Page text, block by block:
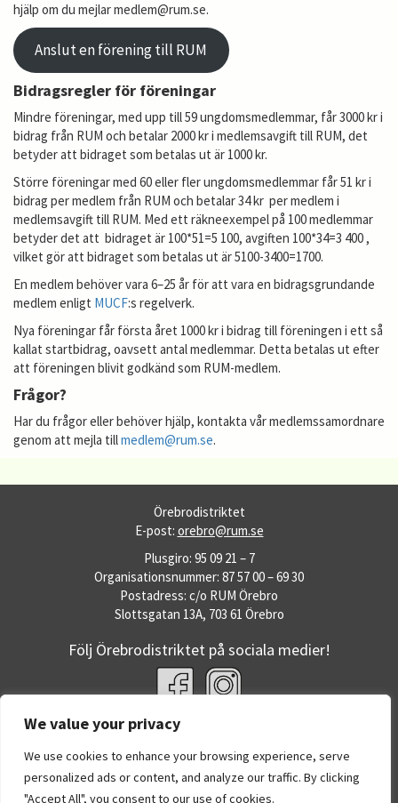
We value your privacy
We use cookies to enhance your browsing experience, serve
personalized ads or content, and analyze our traffic. By clicking
"Accept All", you consent to our use of cookies.
hjälp om du mejlar medlem@rum.se.
Anslut en förening till RUM
Bidragsregler för föreningar
Mindre föreningar, med upp till 59 ungdomsmedlemmar, får 3000 kr i
bidrag från RUM och betalar 2000 kr i medlemsavgift till RUM, det
betyder att bidraget som betalas ut är 1000 kr.
Större föreningar med 60 eller fler ungdomsmedlemmar får 51 kr i
bidrag per medlem från RUM och betalar 34 kr per medlem i
medlemsavgift till RUM. Med ett räkneexempel på 100 medlemmar
betyder det att bidraget är 100*51=5 100, avgiften 100*34=3 400 ,
vilket gör att bidraget som betalas ut är 5100-3400=1700.
En medlem behöver vara 6–25 år för att vara en bidragsgrundande
medlem enligt MUCF:s regelverk.
Nya föreningar får första året 1000 kr i bidrag till föreningen i ett så
kallat startbidrag, oavsett antal medlemmar. Detta betalas ut efter
att föreningen blivit godkänd som RUM-medlem.
Frågor?
Har du frågor eller behöver hjälp, kontakta vår medlemssamordnare
genom att mejla tillmedlem@rum.se.
Örebrodistriktet
E-post: orebro@rum.se
Plusgiro: 95 09 21 – 7
Organisationsnummer: 87 57 00 – 69 30
Postadress: c/o RUM Örebro
Slottsgatan 13A, 703 61 Örebro
Följ Örebrodistriktet på sociala medier!
Fler RUM-webbplatser
RUM.se
Dataskyddspolicy
Om RUM:s webbplatser